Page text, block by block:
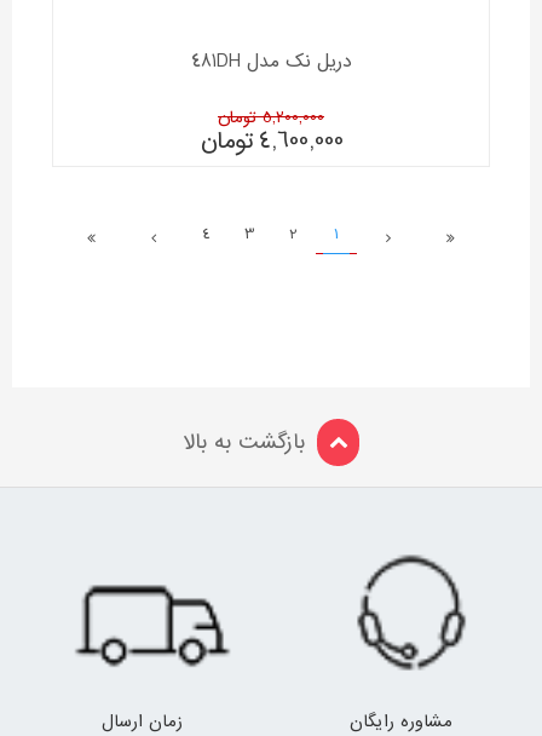
دریل نک مدل 481DH
5,200,000 تومان
4,600,000 تومان
1
2
3
4
بازگشت به بالا
مشاوره رایگان زمان ارسال